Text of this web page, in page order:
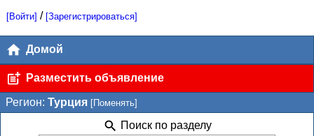
[Войти] / [Зарегистрироваться]
Домой
Разместить объявление
Регион: Турция [Поменять]
Поиск по разделу